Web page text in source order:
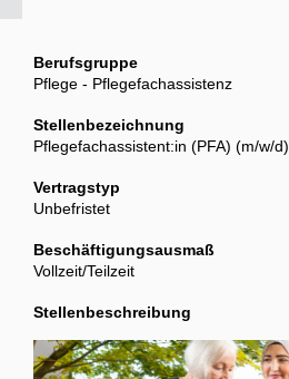
Berufsgruppe
Pflege - Pflegefachassistenz
Stellenbezeichnung
Pflegefachassistent:in (PFA) (m/w/d)
Vertragstyp
Unbefristet
Beschäftigungsausmaß
Vollzeit/Teilzeit
Stellenbeschreibung